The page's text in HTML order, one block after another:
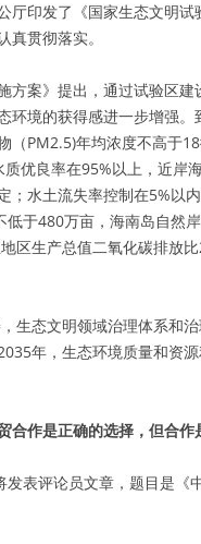
厅印发了《国家生态文明
贯彻落实。
方案》提出，通过试验区
环境的获得感进一步增强
（PM2.5)年均浓度不高于
优良率在95%以上，近岸
；水土流失率控制在5%以
于480万亩，海南岛自然
区生产总值二氧化碳排放
生态文明领域治理体系和
年，生态环境质量和资
合作是正确的选择，但合作
表评论员文章，题目是《